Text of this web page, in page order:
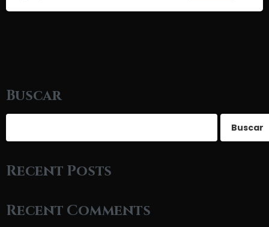
Buscar
Buscar
Recent Posts
Recent Comments